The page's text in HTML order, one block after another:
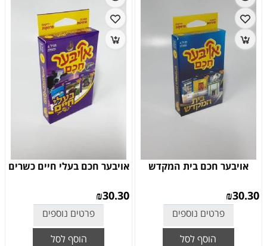
אויבער חכם בית המקדש
₪30.30
פרטים נוספים
הוסף לסל
אויבער חכם בעלי חיים כשרים
₪30.30
פרטים נוספים
הוסף לסל